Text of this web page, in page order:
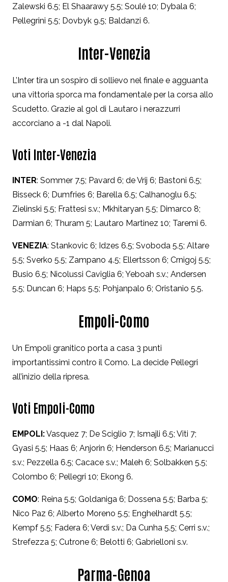
Zalewski 6.5; El Shaarawy 5.5; Soulé 10; Dybala 6;
Pellegrini 5.5; Dovbyk 9.5; Baldanzi 6.
Inter-Venezia
L’Inter tira un sospiro di sollievo nel finale e agguanta
una vittoria sporca ma fondamentale per la corsa allo
Scudetto. Grazie al gol di Lautaro i nerazzurri
accorciano a -1 dal Napoli.
Voti Inter-Venezia
INTER: Sommer 7.5; Pavard 6; de Vrij 6; Bastoni 6.5;
Bisseck 6; Dumfries 6; Barella 6.5; Calhanoglu 6.5;
Zielinski 5.5; Frattesi s.v.; Mkhitaryan 5.5; Dimarco 8;
Darmian 6; Thuram 5; Lautaro Martinez 10; Taremi 6.
VENEZIA: Stankovic 6; Idzes 6.5; Svoboda 5.5; Altare
5.5; Sverko 5.5; Zampano 4.5; Ellertsson 6; Crnigoj 5.5;
Busio 6.5; Nicolussi Caviglia 6; Yeboah s.v.; Andersen
5.5; Duncan 6; Haps 5.5; Pohjanpalo 6; Oristanio 5.5.
Empoli-Como
Un Empoli granitico porta a casa 3 punti
importantissimi contro il Como. La decide Pellegri
all’inizio della ripresa.
Voti Empoli-Como
EMPOLI:Vasquez 7; De Sciglio 7; Ismajli 6.5; Viti 7;
Gyasi 5.5; Haas 6; Anjorin 6; Henderson 6.5; Marianucci
s.v.; Pezzella 6.5; Cacace s.v.; Maleh 6; Solbakken 5.5;
Colombo 6; Pellegri 10; Ekong 6.
COMO: Reina 5.5; Goldaniga 6; Dossena 5.5; Barba 5;
Nico Paz 6; Alberto Moreno 5.5; Enghelhardt 5.5;
Kempf 5.5; Fadera 6; Verdi s.v.; Da Cunha 5.5; Cerri s.v.;
Strefezza 5; Cutrone 6; Belotti 6; Gabrielloni s.v.
Parma-Genoa